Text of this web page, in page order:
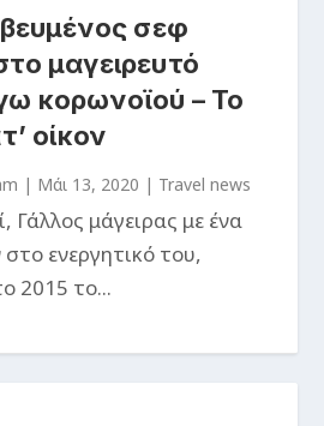
σεφ
μαγειρευτό
κορωνοϊού – Το
οίκον
| Μάι 13, 2020 | Travel news
Γάλλος μάγειρας με ένα
ενεργητικό του,
2015 το...